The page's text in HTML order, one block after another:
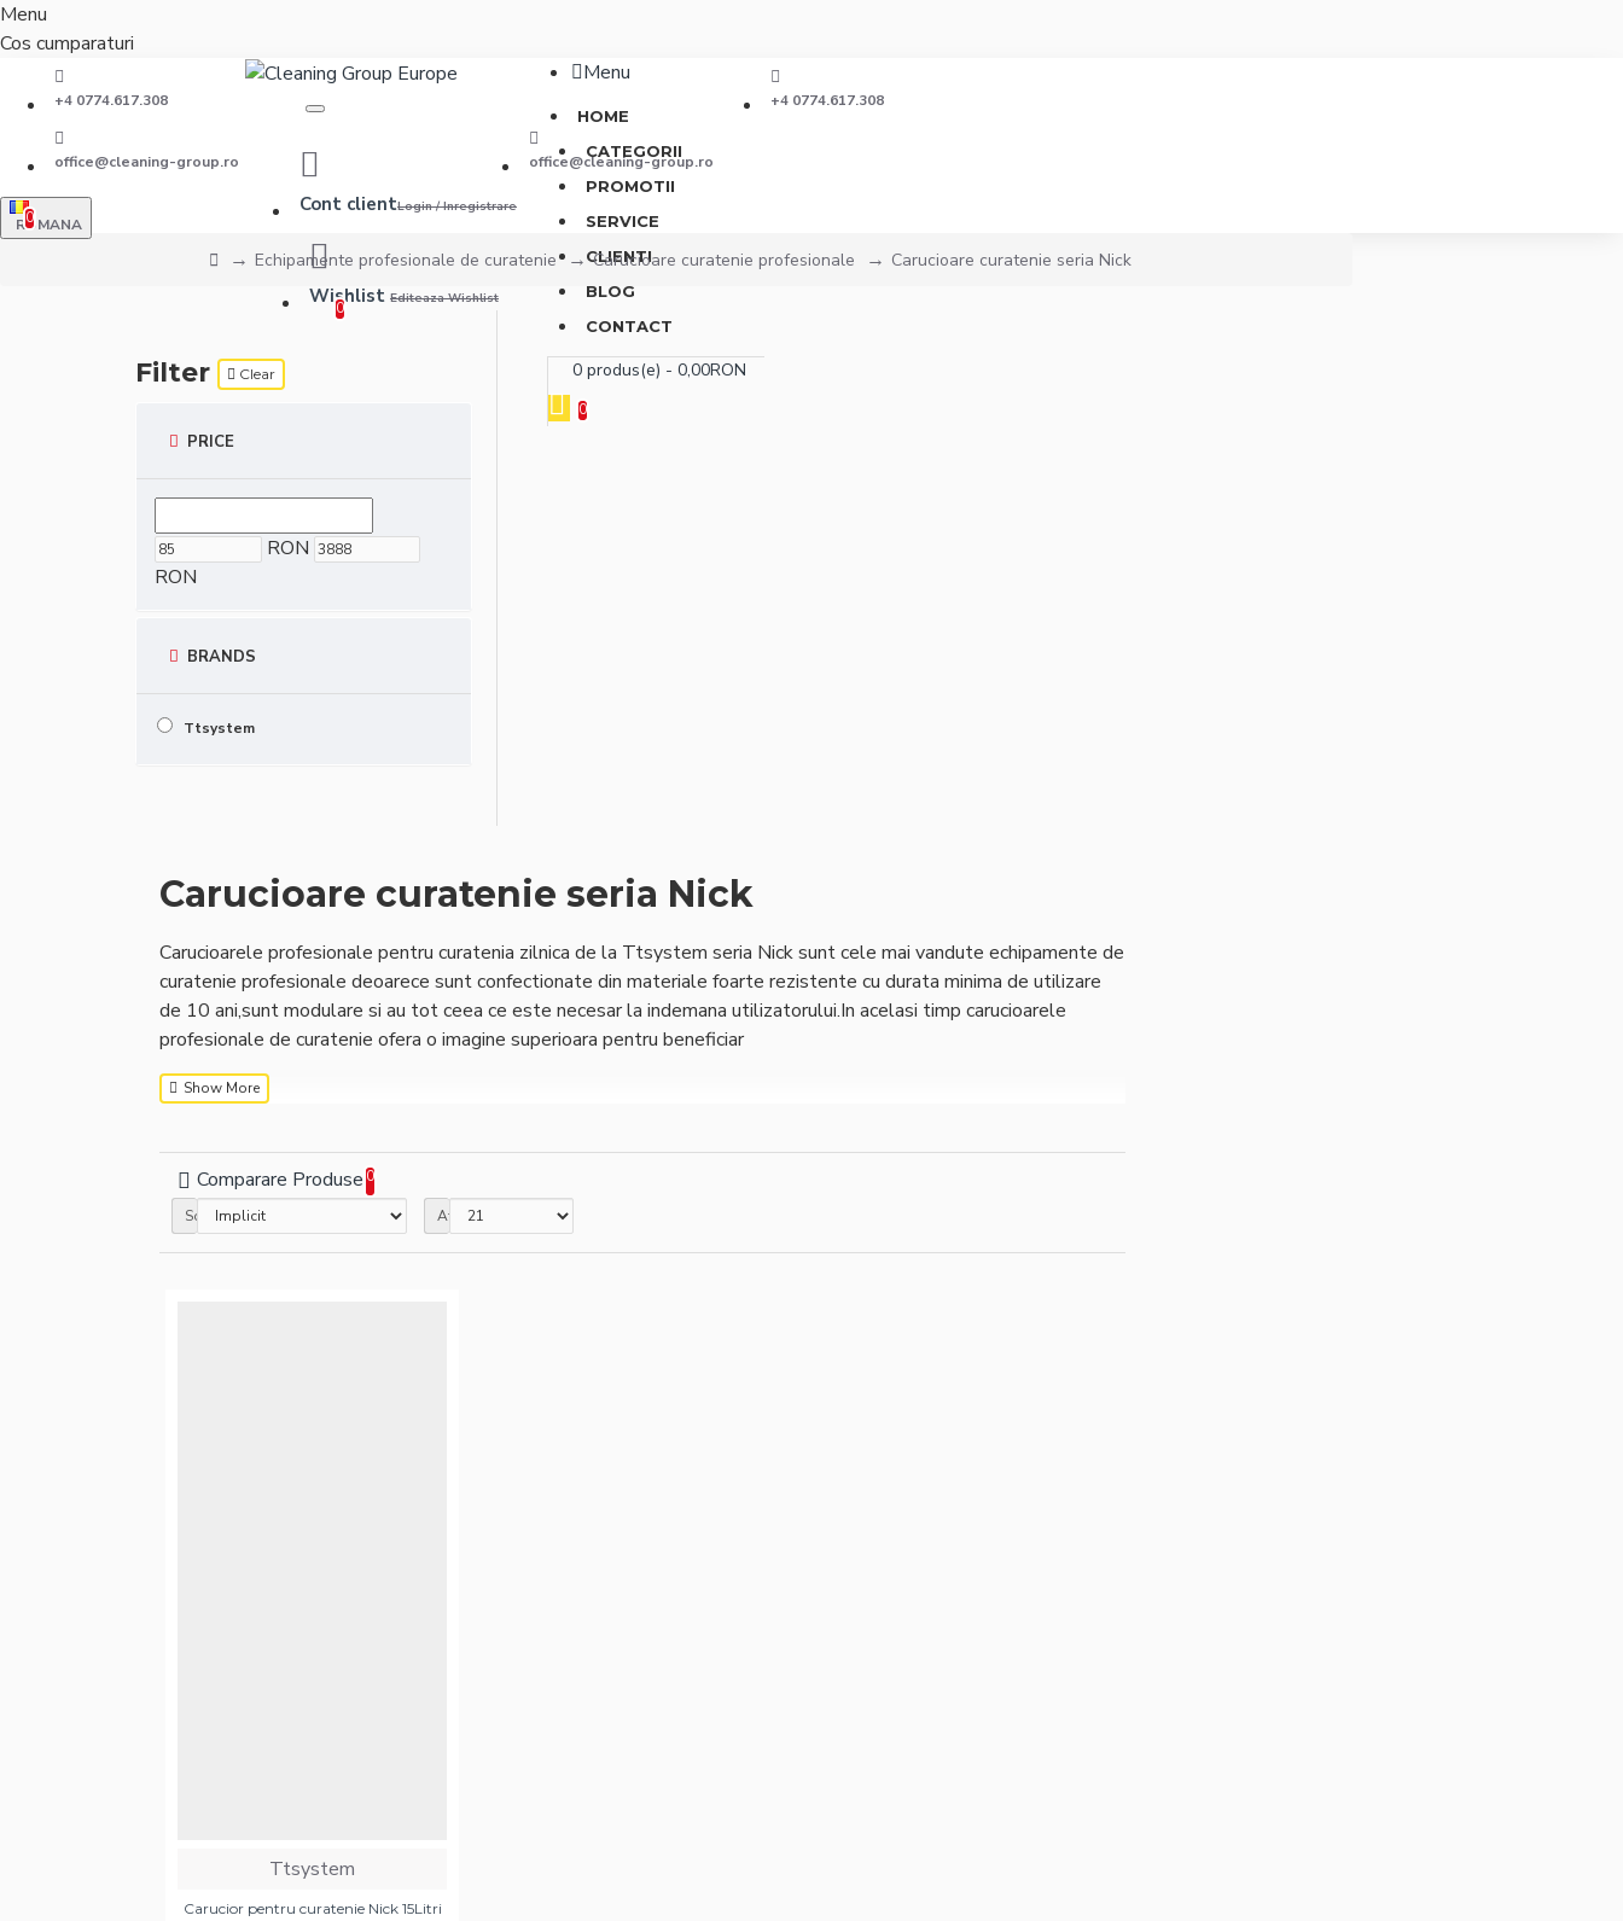
Menu
Cos cumparaturi
+4 0774.617.308
office@cleaning-group.ro
ROMANA
Cont clientLogin / Inregistrare
Wishlist Editeaza Wishlist
0
Menu
HOME
CATEGORII
PROMOTII
SERVICE
CLIENTI
BLOG
CONTACT
0 produs(e) - 0,00RON
0
+4 0774.617.308
office@cleaning-group.ro
0
Echipamente profesionale de curatenie Carucioare curatenie profesionale Carucioare curatenie seria Nick
Filter Clear
PRICE
RON
RON
BRANDS
Ttsystem
Carucioare curatenie seria Nick
Carucioarele profesionale pentru curatenia zilnica de la Ttsystem seria Nick sunt cele mai vandute echipamente de
curatenie profesionale deoarece sunt confectionate din materiale foarte rezistente cu durata minima de utilizare
de 10 ani,sunt modulare si au tot ceea ce este necesar la indemana utilizatorului.In acelasi timp carucioarele
profesionale de curatenie ofera o imagine superioara pentru beneficiar
Comparare Produse 0
Sortare Afisare
Ttsystem
Carucior pentru curatenie Nick 15Litri